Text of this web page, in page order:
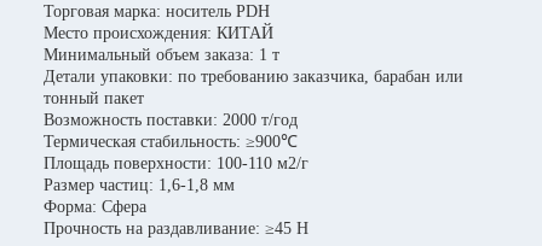
Торговая марка: носитель PDH
Место происхождения: КИТАЙ
Минимальный объем заказа: 1 т
Детали упаковки: по требованию заказчика, барабан или
тонный пакет
Возможность поставки: 2000 т/год
Термическая стабильность: ≥900℃
Площадь поверхности: 100-110 м2/г
Размер частиц: 1,6-1,8 мм
Форма: Сфера
Прочность на раздавливание: ≥45 Н